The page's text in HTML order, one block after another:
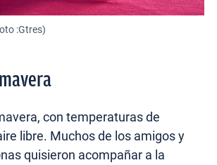
:Gtres)
con temperaturas de
libre. Muchos de los amigos y
quisieron acompañar a la